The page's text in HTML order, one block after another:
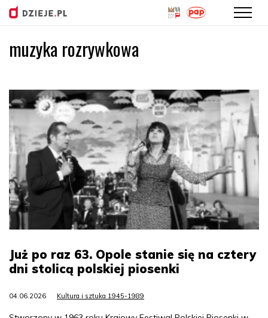
Przejdź
do
muzyka rozrywkowa
Już po raz 63. Opole stanie się na cztery
dni stolicą polskiej piosenki
04.06.2026 Kultura i sztuka 1945-1989